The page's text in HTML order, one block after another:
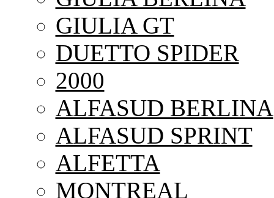
GIULIA GT
DUETTO SPIDER
2000
ALFASUD BERLINA
ALFASUD SPRINT
ALFETTA
MONTREAL